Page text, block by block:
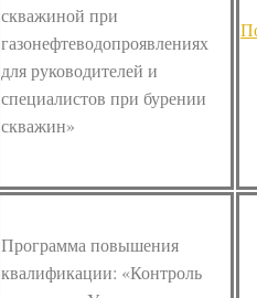
скважиной при
газонефтеводопроявлениях
для руководителей и
специалистов при бурении
скважин»
Программа повышения
квалификации: «Контроль